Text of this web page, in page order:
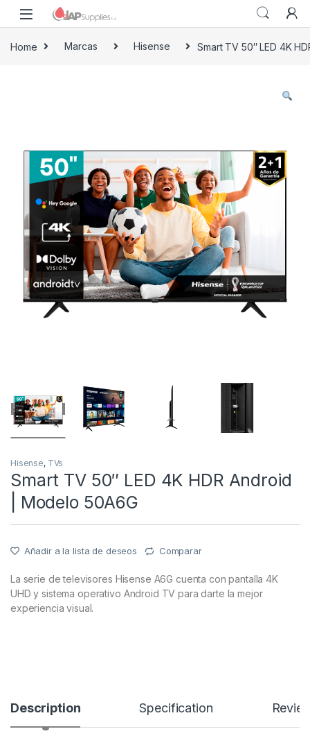
Home Marcas Hisense Smart TV 50″ LED 4K
Hisense, TVs
Smart TV 50″ LED 4K HDR Android
| Modelo 50A6G
Añadir a la lista de deseos Comparar
La serie de televisores Hisense A6G cuenta con pantalla 4K
UHD y sistema operativo Android TV para darte la mejor
experiencia visual.
Description Specification